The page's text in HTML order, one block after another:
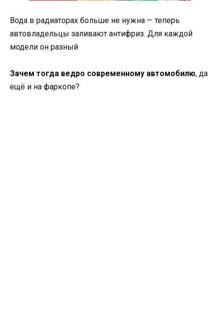
Вода в радиаторах больше не нужна — теперь
автовладельцы заливают антифриз. Для каждой
модели он разный
Зачем тогда ведро современному автомобилю, да
ещё и на фаркопе?